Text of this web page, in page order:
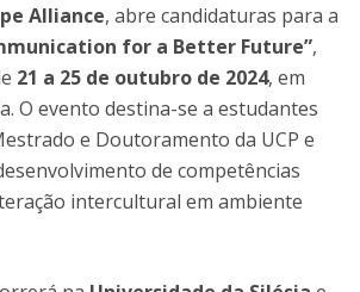
Alliance, abre candidaturas para a
for a Better Future”,
21 a 25 de outubro de 2024, em
O evento destina-se a estudantes
e Doutoramento da UCP e
de competências
intercultural em ambiente